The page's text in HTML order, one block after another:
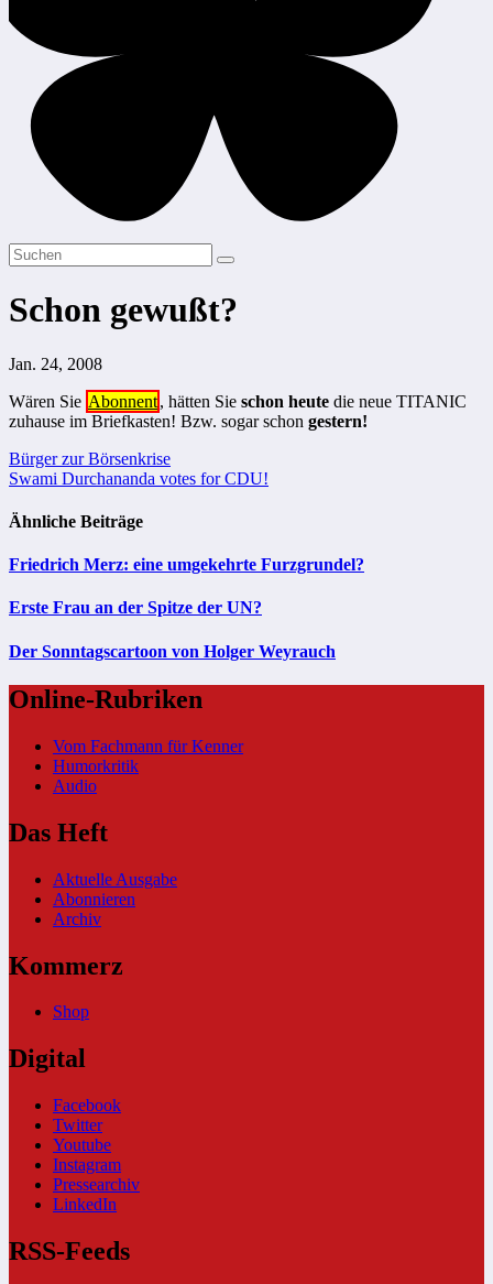
Schon gewußt?
Jan. 24, 2008
Wären Sie Abonnent, hätten Sie schon heute die neue TITANIC
zuhause im Briefkasten! Bzw. sogar schon gestern!
Beitragsnavigation
Bürger zur Börsenkrise
Swami Durchananda votes for CDU!
Ähnliche Beiträge
Friedrich Merz: eine umgekehrte Furzgrundel?
Erste Frau an der Spitze der UN?
Der Sonntagscartoon von Holger Weyrauch
Online-Rubriken
Vom Fachmann für Kenner
Humorkritik
Audio
Das Heft
Aktuelle Ausgabe
Abonnieren
Archiv
Kommerz
Shop
Digital
Facebook
Twitter
Youtube
Instagram
Pressearchiv
LinkedIn
RSS-Feeds